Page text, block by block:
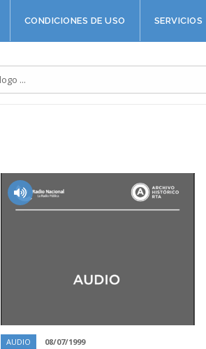
CONDICIONES DE USO SERVICIOS
AUDIO 08/07/1999